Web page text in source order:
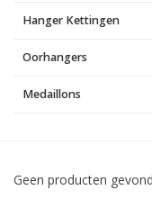
Hanger Kettingen
Oorhangers
Medaillons
Geen producten